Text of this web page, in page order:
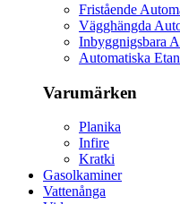
Fristående
Vägghängda
Inbyggnigsbara
Automatiska
Varumärken
Planika
Infire
Kratki
Gasolkaminer
Vattenånga